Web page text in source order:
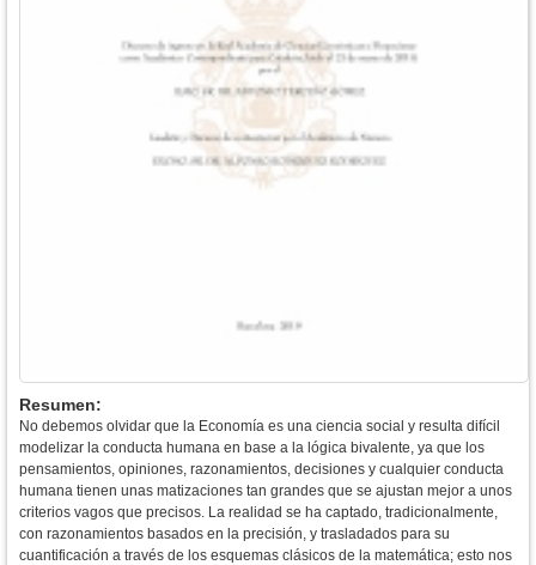
Resumen:
No debemos olvidar que la Economía es una ciencia social y resulta difícil
modelizar la conducta humana en base a la lógica bivalente, ya que los
pensamientos, opiniones, razonamientos, decisiones y cualquier conducta
humana tienen unas matizaciones tan grandes que se ajustan mejor a unos
criterios vagos que precisos. La realidad se ha captado, tradicionalmente,
con razonamientos basados en la precisión, y trasladados para su
cuantificación a través de los esquemas clásicos de la matemática; esto nos